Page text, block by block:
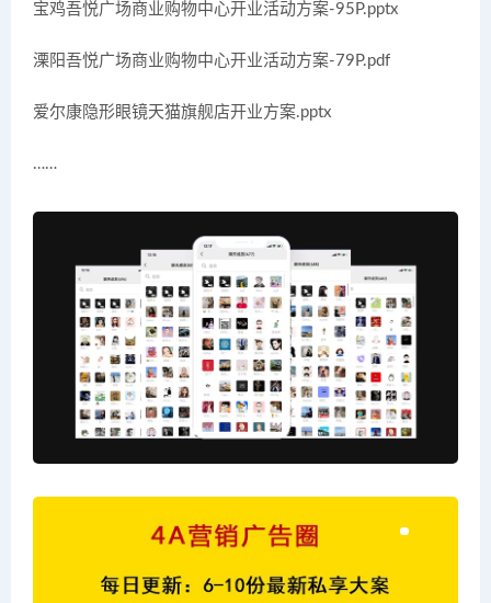
宝鸡吾悦广场商业购物中心开业活动方案-95P.pptx
溧阳吾悦广场商业购物中心开业活动方案-79P.pdf
爱尔康隐形眼镜天猫旗舰店开业方案.pptx
……